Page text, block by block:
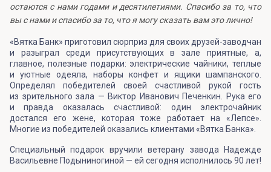
остаются с нами годами и десятилетиями. Спасибо за то, что
вы с нами и спасибо за то, что я могу сказать вам это лично!
«Вятка Банк» приготовил сюрприз для своих друзей-заводчан
и разыграл среди присутствующих в зале приятные, а,
главное, полезные подарки: электрические чайники, теплые
и уютные одеяла, наборы конфет и ящики шампанского.
Определял победителей своей счастливой рукой гость
из зрительного зала — Виктор Иванович Печенкин. Рука его
и правда оказалась счастливой: один электрочайник
достался его жене, которая тоже работает на «Лепсе».
Многие из победителей оказались клиентами «Вятка Банка».
Специальный подарок вручили ветерану завода Надежде
Васильевне Подыниногиной — ей сегодня исполнилось 90 лет!